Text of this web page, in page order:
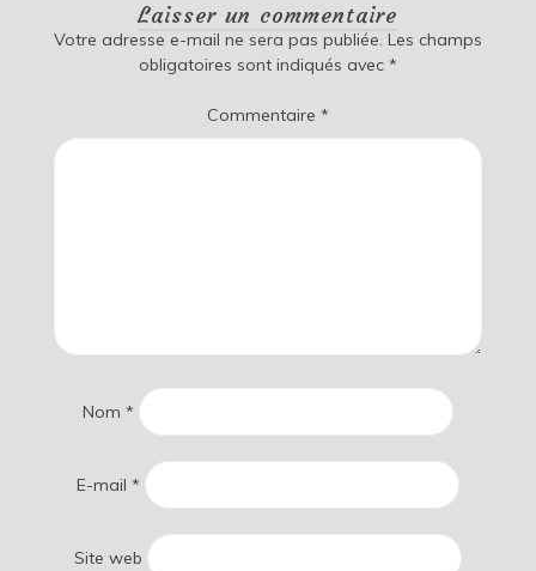
Laisser un commentaire
Votre adresse e-mail ne sera pas publiée. Les champs
obligatoires sont indiqués avec *
Commentaire *
Nom *
E-mail *
Site web